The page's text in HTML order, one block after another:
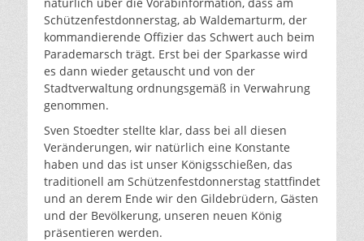
Schützenfestdonnerstag, ab Waldemarturm, der
kommandierende Offizier das Schwert auch beim
Parademarsch trägt. Erst bei der Sparkasse wird
es dann wieder getauscht und von der
Stadtverwaltung ordnungsgemäß in Verwahrung
genommen.
Sven Stoedter stellte klar, dass bei all diesen
Veränderungen, wir natürlich eine Konstante
haben und das ist unser Königsschießen, das
traditionell am Schützenfestdonnerstag stattfindet
und an derem Ende wir den Gildebrüdern, Gästen
und der Bevölkerung, unseren neuen König
präsentieren werden.